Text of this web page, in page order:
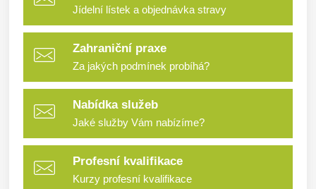
Jídelní lístek a objednávka stravy
Zahraniční praxe
Za jakých podmínek probíhá?
Nabídka služeb
Jaké služby Vám nabízíme?
Profesní kvalifikace
Kurzy profesní kvalifikace